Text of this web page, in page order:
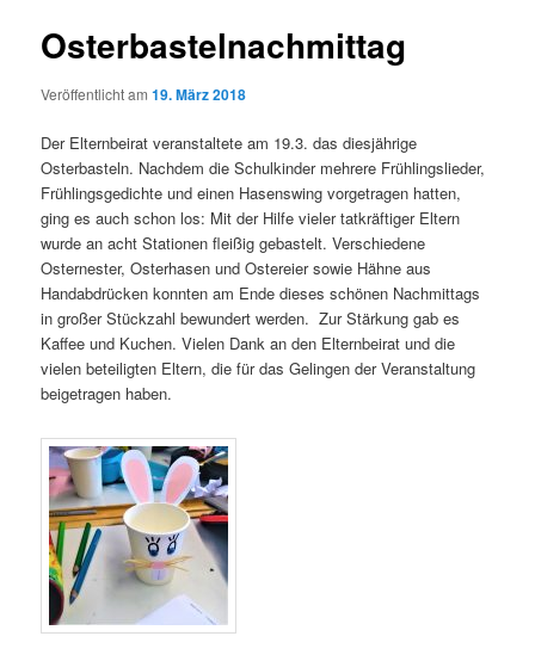
Osterbastelnachmittag
Veröffentlicht am19. März 2018
Der Elternbeirat veranstaltete am 19.3. das diesjährige
Osterbasteln. Nachdem die Schulkinder mehrere Frühlingslieder,
Frühlingsgedichte und einen Hasenswing vorgetragen hatten,
ging es auch schon los: Mit der Hilfe vieler tatkräftiger Eltern
wurde an acht Stationen fleißig gebastelt. Verschiedene
Osternester, Osterhasen und Ostereier sowie Hähne aus
Handabdrücken konnten am Ende dieses schönen Nachmittags
in großer Stückzahl bewundert werden. Zur Stärkung gab es
Kaffee und Kuchen. Vielen Dank an den Elternbeirat und die
vielen beteiligten Eltern, die für das Gelingen der Veranstaltung
beigetragen haben.